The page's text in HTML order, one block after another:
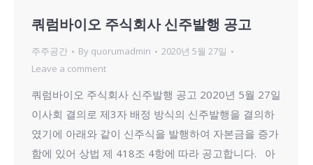
쿼럼바이오 주식회사 신주발행 공고
주주공간 By quorumadmin
2020년 5월 27일
Leave a comment
쿼럼바이오 주식회사 신주발행 공고 2020년 5월 27일
이사회 결의로 제3자 배정 방식의 신주발행을 결의하
였기에 아래와 같이 신주식을 발행하여 자본금을 증가
함에 있어 상법 제 418조 4항에 따라 공고합니다. 아